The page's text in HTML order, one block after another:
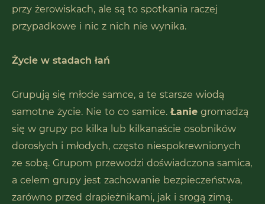
przy żerowiskach, ale są to spotkania raczej
przypadkowe i nic z nich nie wynika.
Życie w stadach łań
Grupują się młode samce, a te starsze wiodą
samotne życie. Nie to co samice. Łanie gromadzą
się w grupy po kilka lub kilkanaście osobników
dorosłych i młodych, często niespokrewnionych
ze sobą. Grupom przewodzi doświadczona samica,
a celem grupy jest zachowanie bezpieczeństwa,
zarówno przed drapieżnikami, jak i srogą zimą.